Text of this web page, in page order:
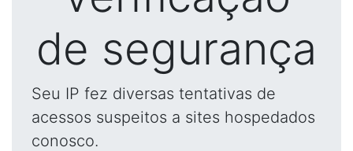
de segurança
Seu IP fez diversas tentativas de
acessos suspeitos a sites hospedados
conosco.